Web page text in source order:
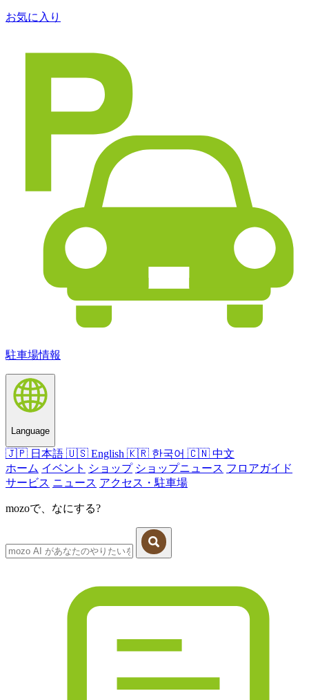
お気に入り
駐車場情報
Language
🇯🇵 日本語 🇺🇸 English 🇰🇷 한국어 🇨🇳 中文
ホーム イベント ショップ ショップニュース フロアガイド
サービス ニュース アクセス・駐車場
mozoで、なにする?